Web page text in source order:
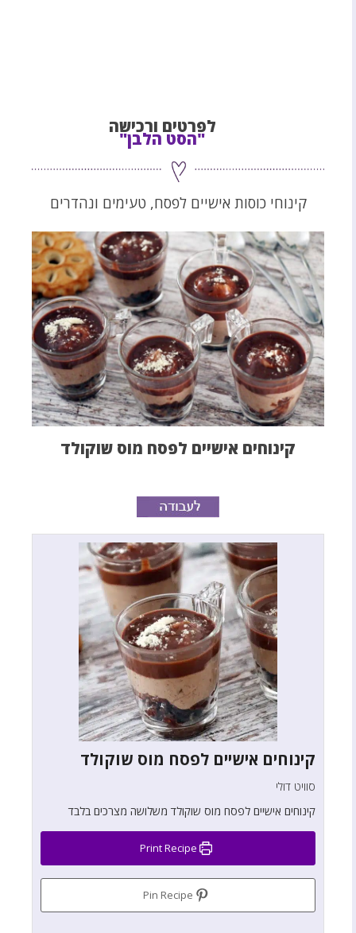
לפרטים ורכישה
"הסט הלבן"
קינוחי כוסות אישיים לפסח, טעימים ונהדרים
קינוחים אישיים לפסח מוס שוקולד
קינוחים אישיים לפסח מוס שוקולד
סוויט דולי
קינוחים אישיים לפסח מוס שוקולד משלושה מצרכים בלבד